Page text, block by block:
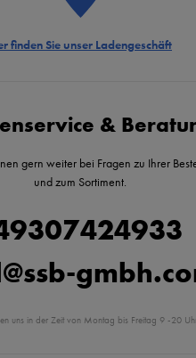
finden Sie unser Ladengeschäft
&
gern weiter bei Fragen zu Ihrer
und zum Sortiment.
uns in der Zeit von Montag bis Freitag 9 -20